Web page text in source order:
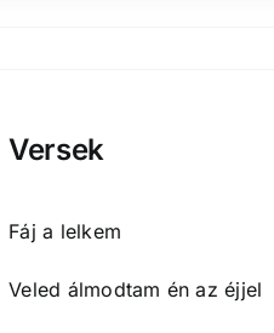
Versek
Fáj a lelkem
Veled álmodtam én az éjjel